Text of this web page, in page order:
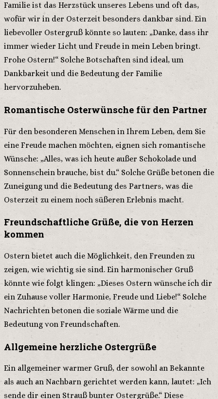
Familie ist das Herzstück unseres Lebens und oft das,
wofür wir in der Osterzeit besonders dankbar sind. Ein
liebevoller Ostergruß könnte so lauten: „Danke, dass ihr
immer wieder Licht und Freude in mein Leben bringt.
Frohe Ostern!“ Solche Botschaften sind ideal, um
Dankbarkeit und die Bedeutung der Familie
hervorzuheben.
Romantische Osterwünsche für den Partner
Für den besonderen Menschen in Ihrem Leben, dem Sie
eine Freude machen möchten, eignen sich romantische
Wünsche: „Alles, was ich heute außer Schokolade und
Sonnenschein brauche, bist du.“ Solche Grüße betonen die
Zuneigung und die Bedeutung des Partners, was die
Osterzeit zu einem noch süßeren Erlebnis macht.
Freundschaftliche Grüße, die von Herzen
kommen
Ostern bietet auch die Möglichkeit, den Freunden zu
zeigen, wie wichtig sie sind. Ein harmonischer Gruß
könnte wie folgt klingen: „Dieses Ostern wünsche ich dir
ein Zuhause voller Harmonie, Freude und Liebe!“ Solche
Nachrichten betonen die soziale Wärme und die
Bedeutung von Freundschaften.
Allgemeine herzliche Ostergrüße
Ein allgemeiner warmer Gruß, der sowohl an Bekannte
als auch an Nachbarn gerichtet werden kann, lautet: „Ich
sende dir einen Strauß bunter Ostergrüße.“ Diese